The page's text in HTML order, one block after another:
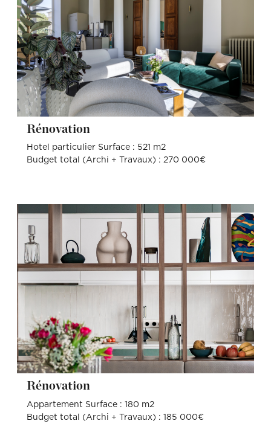
Rénovation
Hotel particulier Surface : 521 m2
Budget total (Archi + Travaux) : 270 000€
Rénovation
Appartement Surface : 180 m2
Budget total (Archi + Travaux) : 185 000€